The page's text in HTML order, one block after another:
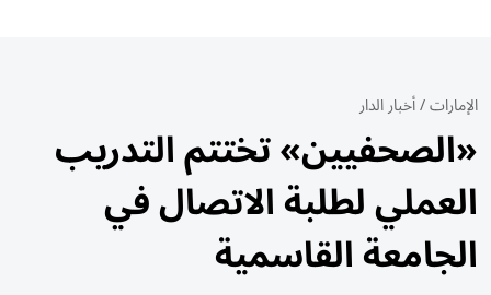
الإمارات/أخبار الدار
«الصحفيين» تختتم التدريب
العملي لطلبة الاتصال في
الجامعة القاسمية